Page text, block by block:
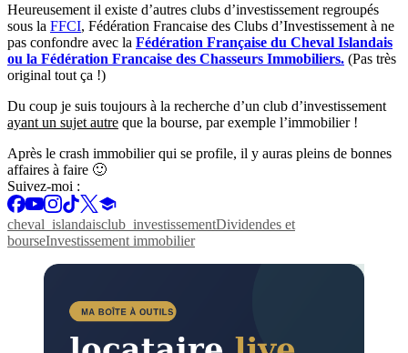
Heureusement il existe d’autres clubs d’investissement regroupés
sous la FFCI, Fédération Francaise des Clubs d’Investissement à ne
pas confondre avec la Fédération Française du Cheval Islandais
ou la Fédération Francaise des Chasseurs Immobiliers. (Pas très
original tout ça !)
Du coup je suis toujours à la recherche d’un club d’investissement
ayant un sujet autre que la bourse, par exemple l’immobilier !
Après le crash immobilier qui se profile, il y auras pleins de bonnes
affaires à faire 🙂
Suivez-moi :
cheval_islandaisclub_investissementDividendes et
bourseInvestissement immobilier